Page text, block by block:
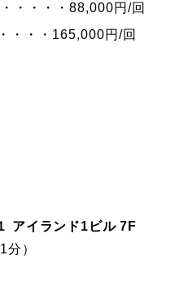
・・・・88,000円/回
・・・165,000円/回
アイランド1ビル 7F
分）